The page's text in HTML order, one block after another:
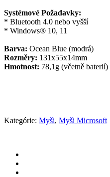
Systémové Požadavky:
* Bluetooth 4.0 nebo vyšší
* Windows® 10, 11
Barva: Ocean Blue (modrá)
Rozměry: 131x55x14mm
Hmotnost: 78,1g (včetně baterií)
Kategórie: Myši, Myši Microsoft